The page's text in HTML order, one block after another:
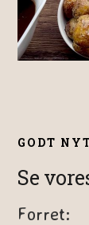
GODT
Se
Forret: